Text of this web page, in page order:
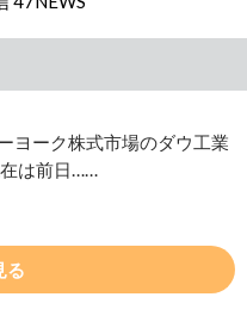
ヨーク株式市場のダウ工業
は前日……
る